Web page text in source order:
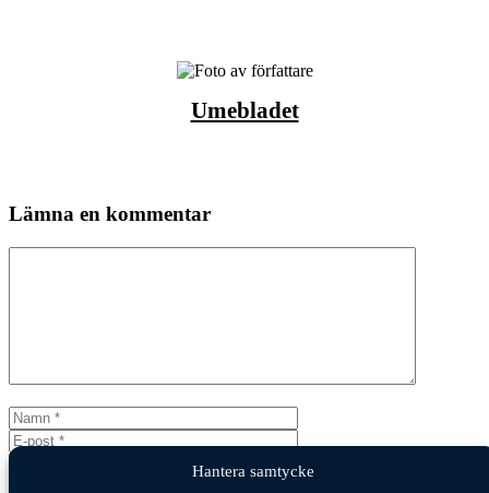
Hantera samtycke
Umebladet
Lämna en kommentar
Namn
post